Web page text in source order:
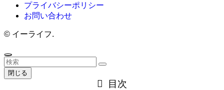
プライバシーポリシー
お問い合わせ
© イーライフ.
閉じる
目次